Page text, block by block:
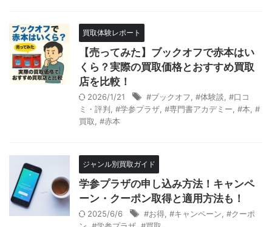
買取体験レポート
【売ってみた】ブックオフで赤本はい
くら？実際の買取価格とおすすめ買取
店を比較！
2026/1/21 #ブックオフ #体験談 #口コ
ミ・評判 #学参プラザ #専門書アカデミー #本 #
買取
#赤本
ジャンル別買取ガイド
学参プラザの申し込み方法！キャンペ
ーン・クーポン取得と適用方法も！
2025/6/6 #お得 #キャンペーン #クーポ